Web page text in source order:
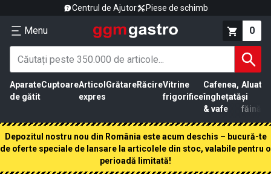
Centrul de Ajutor Piese de schimb
Menu 0
Aparate
de gătit
CuptoareArticol
expres
GrătareRăcireVitrine
frigorifice
Cafenea,
înghețată
& vafe
Aluat
și
făină
Depozitul nostru nou din România este acum deschis – bucură-te
de oferte speciale de lansare la articolele din stoc, valabile pentru o
perioadă limitată!